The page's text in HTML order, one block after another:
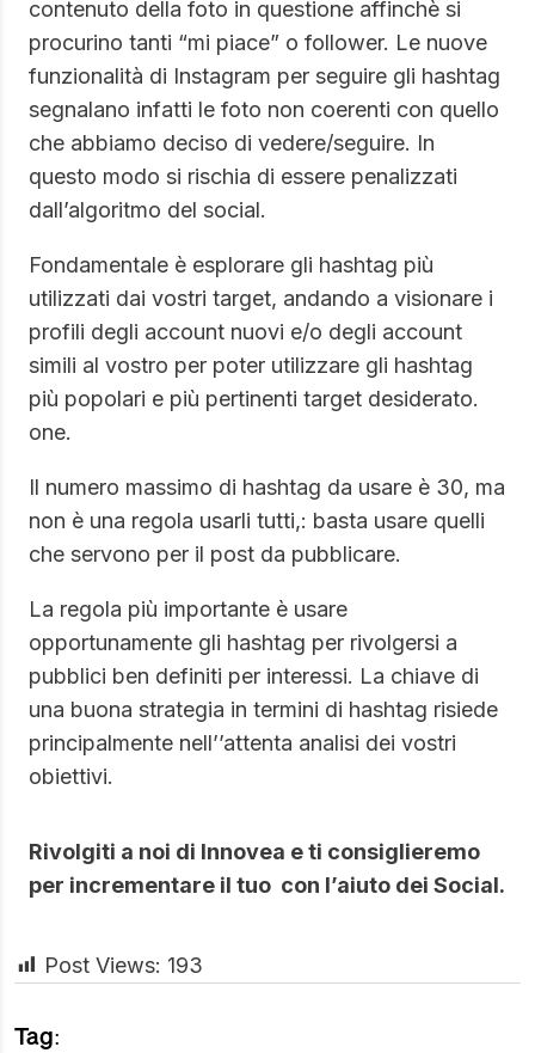
contenuto della foto in questione affinchè si
procurino tanti “mi piace” o follower. Le nuove
funzionalità di Instagram per seguire gli hashtag
segnalano infatti le foto non coerenti con quello
che abbiamo deciso di vedere/seguire. In
questo modo si rischia di essere penalizzati
dall’algoritmo del social.
Fondamentale è esplorare gli hashtag più
utilizzati dai vostri target, andando a visionare i
profili degli account nuovi e/o degli account
simili al vostro per poter utilizzare gli hashtag
più popolari e più pertinenti target desiderato.
one.
Il numero massimo di hashtag da usare è 30, ma
non è una regola usarli tutti,: basta usare quelli
che servono per il post da pubblicare.
La regola più importante è usare
opportunamente gli hashtag per rivolgersi a
pubblici ben definiti per interessi. La chiave di
una buona strategia in termini di hashtag risiede
principalmente nell’’attenta analisi dei vostri
obiettivi.
Rivolgiti a noi di Innovea e ti consiglieremo
per incrementare il tuo con l’aiuto dei Social.
Post Views: 193
Tag: